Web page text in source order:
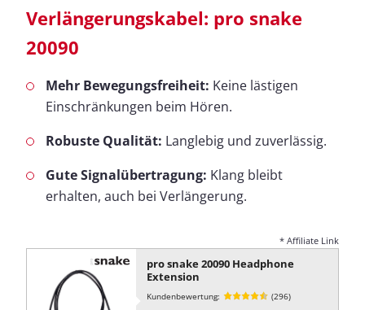
Verlängerungskabel: pro snake
20090
Mehr Bewegungsfreiheit: Keine lästigen
Einschränkungen beim Hören.
Robuste Qualität: Langlebig und zuverlässig.
Gute Signalübertragung: Klang bleibt
erhalten, auch bei Verlängerung.
* Affiliate Link
pro snake 20090 Headphone
Extension
Kundenbewertung: (296)